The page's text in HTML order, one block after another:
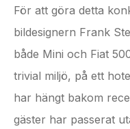
För att göra detta
bildesignern Frank
både Mini och Fiat
trivial miljö, på ett
har hängt bakom
gäster har passerat